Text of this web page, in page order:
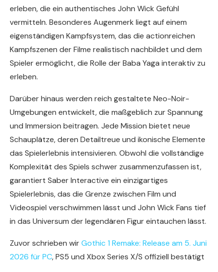
erleben, die ein authentisches John Wick Gefühl
vermitteln. Besonderes Augenmerk liegt auf einem
eigenständigen Kampfsystem, das die actionreichen
Kampfszenen der Filme realistisch nachbildet und dem
Spieler ermöglicht, die Rolle der Baba Yaga interaktiv zu
erleben.
Darüber hinaus werden reich gestaltete Neo-Noir-
Umgebungen entwickelt, die maßgeblich zur Spannung
und Immersion beitragen. Jede Mission bietet neue
Schauplätze, deren Detailtreue und ikonische Elemente
das Spielerlebnis intensivieren. Obwohl die vollständige
Komplexität des Spiels schwer zusammenzufassen ist,
garantiert Saber Interactive ein einzigartiges
Spielerlebnis, das die Grenze zwischen Film und
Videospiel verschwimmen lässt und John Wick Fans tief
in das Universum der legendären Figur eintauchen lässt.
Zuvor schrieben wirGothic 1 Remake: Release am 5. Juni
2026 für PC, PS5 und Xbox Series X/S offiziell bestätigt